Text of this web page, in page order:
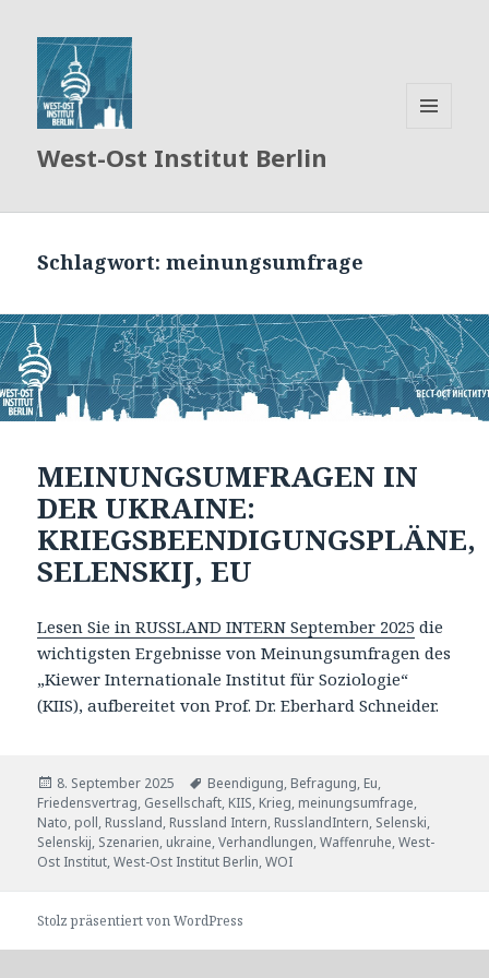
West-Ost Institut Berlin
Schlagwort:meinungsumfrage
MEINUNGSUMFRAGEN IN
DER UKRAINE:
KRIEGSBEENDIGUNGSPLÄNE,
SELENSKIJ, EU
Lesen Sie in RUSSLAND INTERN September 2025 die
wichtigsten Ergebnisse von Meinungsumfragen des
„Kiewer Internationale Institut für Soziologie“
(KIIS), aufbereitet von Prof. Dr. Eberhard Schneider.
Veröffentlicht
am
8. September 2025 Tags
Beendigung, Befragung, Eu,
Friedensvertrag, Gesellschaft, KIIS, Krieg, meinungsumfrage,
Nato, poll, Russland, Russland Intern, RusslandIntern, Selenski,
Selenskij, Szenarien, ukraine,Verhandlungen,Waffenruhe,West-
Ost Institut,West-Ost Institut Berlin,WOI
Stolz präsentiert von WordPress